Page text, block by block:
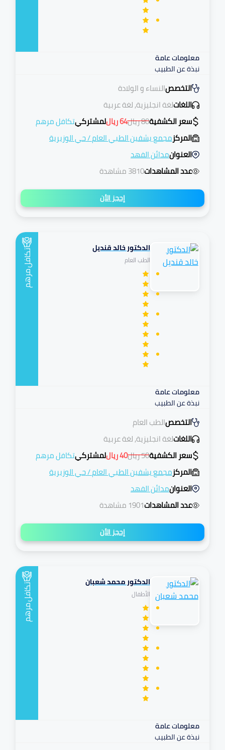
معلومات عامة
نبذة عن الطبيب
التخصصالنساء و الولادة
اللغاتلغة انجليزية, لغة عربية
سعر الكشفية80ريال64رياللمشتركيتكافل مرهم
المركزمجمع يشفين الطبي العام/حي الوزيرية
العنوانمدائن الفهد
عدد المشاهدات3810 مشاهدة
إحجز الأن
الدكتور خالد قنديل
الطب العام تكافل
مرهم
معلومات عامة
نبذة عن الطبيب
التخصصالطب العام
اللغاتلغة انجليزية, لغة عربية
سعر الكشفية50ريال40رياللمشتركيتكافل مرهم
المركزمجمع يشفين الطبي العام/حي الوزيرية
العنوانمدائن الفهد
عدد المشاهدات1901 مشاهدة
إحجز الأن
الدكتور محمد شعبان
الأطفال تكافل
مرهم
معلومات عامة
نبذة عن الطبيب